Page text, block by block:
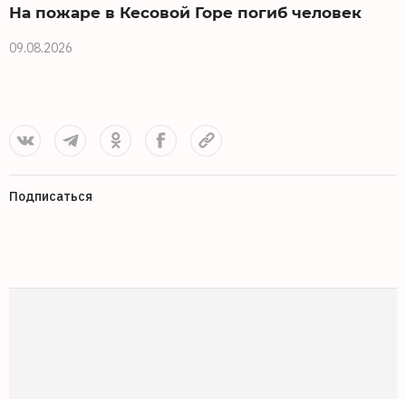
На пожаре в Кесовой Горе погиб человек
09.08.2026
Подписаться